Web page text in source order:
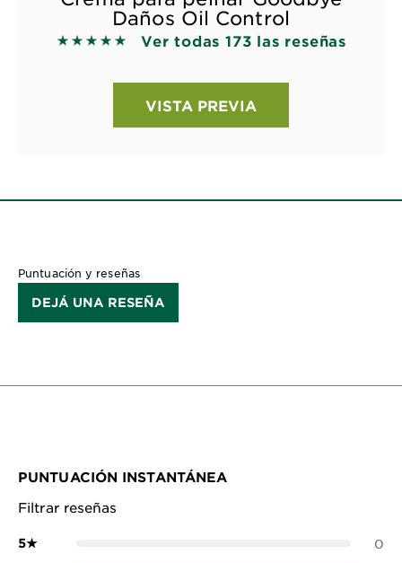
Daños Oil Control
5 out of 5 stars based on reviews
Ver todas 173 las reseñas
VISTA PREVIA
Puntuación y reseñas
DEJÁ UNA RESEÑA
PUNTUACIÓN INSTANTÁNEA
Filtrar reseñas
5★ 0